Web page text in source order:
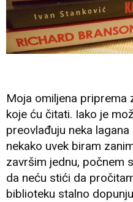
Moja omiljena priprema
koje ću čitati. Iako je
preovlađuju neka
nekako uvek biram
završim jednu, počnem
da neću stići da
biblioteku stalno